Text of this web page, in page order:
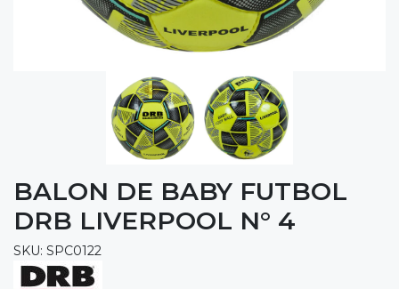
BALON DE BABY FUTBOL
DRB LIVERPOOL N° 4
SKU: SPC0122